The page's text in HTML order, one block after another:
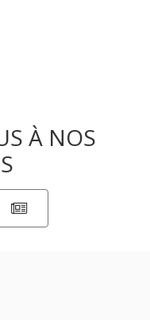
À NOS